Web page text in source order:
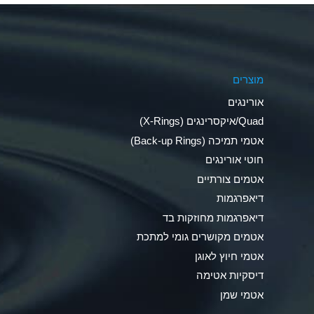
Ammonia Anhydrous
Ammonia Gas (hot)
Ammonium Carbonate (Aqueous)
Ammonium Chloride (Aqueous)
Ammonium Hydroxide (conc.)
Ammonium Nitrate (Aqueous)
Ammonium Nitrite (Aqueous)
מוצרים
אורינגים
Quad/איקסרינגים (X-Rings)
אטמי תמיכה (Back-up Rings)
חוטי אורינגים
אטמים צורתיים
דיאפרגמות
דיאפרגמות מחוזקות בד
אטמים מקושרים גומי למתכת
אטמי חיוץ לאוגן
דיסקיות אטימה
אטמי שמן